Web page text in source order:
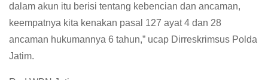
dalam akun itu berisi tentang kebencian dan ancaman,
keempatnya kita kenakan pasal 127 ayat 4 dan 28
ancaman hukumannya 6 tahun,” ucap Dirreskrimsus Polda
Jatim.